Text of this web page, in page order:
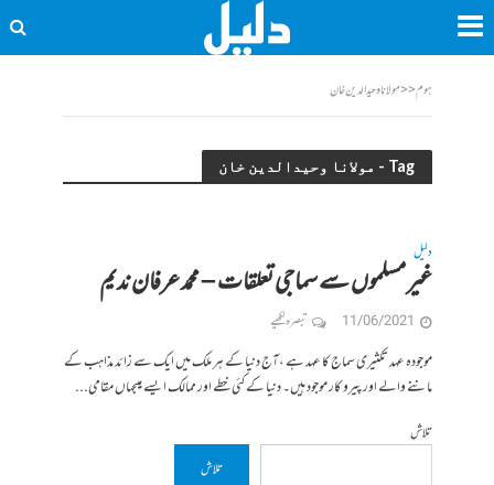
ہوم<<مولانا وحیدالدین خان
Tag - مولانا وحیدالدین خان
دلیل
غیر مسلموں سے سماجی تعلقات – محمد عرفان ندیم
11/06/2021 تبصرہ لکھیے
موجودہ عہد تکثیری سماج کا عہد ہے ،آج دنیا کے ہر ملک میں ایک سے زائد مذاہب کے
ماننے والے اور پیرو کار موجود ہیں۔ دنیا کے کئی خطے اور ممالک ایسے ہیںجہاں مقامی...
تلاش
تلاش